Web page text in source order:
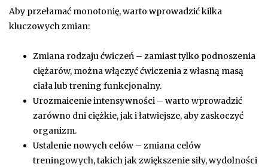
Aby przełamać monotonię, warto wprowadzić kilka
kluczowych zmian:
Zmiana rodzaju ćwiczeń – zamiast tylko podnoszenia
ciężarów, można włączyć ćwiczenia z własną masą
ciała lub trening funkcjonalny.
Urozmaicenie intensywności – warto wprowadzić
zarówno dni ciężkie, jak i łatwiejsze, aby zaskoczyć
organizm.
Ustalenie nowych celów – zmiana celów
treningowych, takich jak zwiększenie siły, wydolności